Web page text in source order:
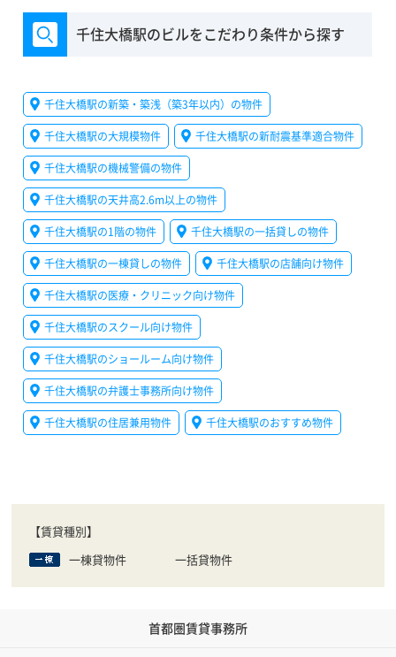
千住大橋駅のビルをこだわり条件から探す
千住大橋駅の新築・築浅（築3年以内）の物件
千住大橋駅の大規模物件 千住大橋駅の新耐震基準適合物件
千住大橋駅の機械警備の物件
千住大橋駅の天井高2.6m以上の物件
千住大橋駅の1階の物件 千住大橋駅の一括貸しの物件
千住大橋駅の一棟貸しの物件 千住大橋駅の店舗向け物件
千住大橋駅の医療・クリニック向け物件
千住大橋駅のスクール向け物件
千住大橋駅のショールーム向け物件
千住大橋駅の弁護士事務所向け物件
千住大橋駅の住居兼用物件 千住大橋駅のおすすめ物件
【賃貸種別】
一棟貸物件
一括貸物件
首都圏賃貸事務所